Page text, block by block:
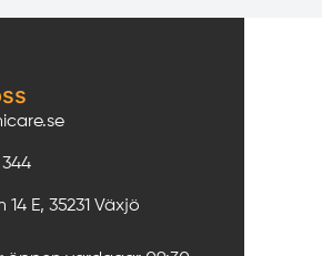
E, 35231 Växjö